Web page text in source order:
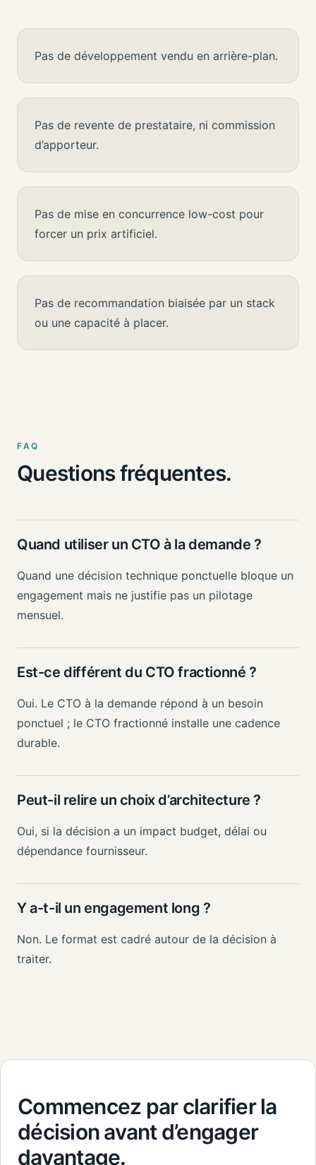
Pas de développement vendu en arrière-plan.
Pas de revente de prestataire, ni commission
d’apporteur.
Pas de mise en concurrence low-cost pour
forcer un prix artificiel.
Pas de recommandation biaisée par un stack
ou une capacité à placer.
FAQ
Questions fréquentes.
Quand utiliser un CTO à la demande ?
Quand une décision technique ponctuelle bloque un
engagement mais ne justifie pas un pilotage
mensuel.
Est-ce différent du CTO fractionné ?
Oui. Le CTO à la demande répond à un besoin
ponctuel ; le CTO fractionné installe une cadence
durable.
Peut-il relire un choix d’architecture ?
Oui, si la décision a un impact budget, délai ou
dépendance fournisseur.
Y a-t-il un engagement long ?
Non. Le format est cadré autour de la décision à
traiter.
Commencez par clarifier la
décision avant d’engager
davantage.